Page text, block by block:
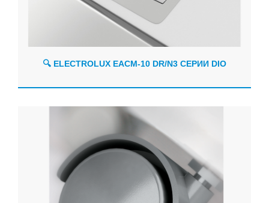
🔍 ELECTROLUX EACM-10 DR/N3 СЕРИИ DIO